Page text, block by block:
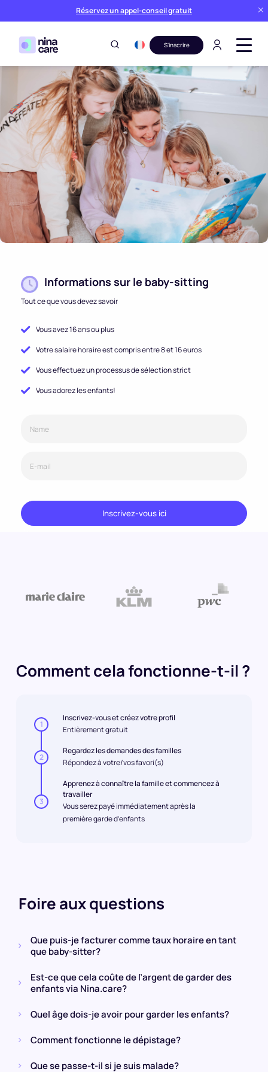
Réservez un appel-conseil gratuit
S'inscrire
Informations sur le baby-sitting
Tout ce que vous devez savoir
Vous avez 16 ans ou plus
Votre salaire horaire est compris entre 8 et 16 euros
Vous effectuez un processus de sélection strict
Vous adorez les enfants!
Inscrivez-vous ici
Comment cela fonctionne-t-il ?
1
Inscrivez-vous et créez votre profil
Entièrement gratuit
2
Regardez les demandes des familles
Répondez à votre/vos favori(s)
3
Apprenez à connaître la famille et commencez à
travailler
Vous serez payé immédiatement après la
première garde d’enfants
Foire aux questions
Que puis-je facturer comme taux horaire en tant
que baby-sitter?
Est-ce que cela coûte de l’argent de garder des
enfants via Nina.care?
Quel âge dois-je avoir pour garder les enfants?
Comment fonctionne le dépistage?
Que se passe-t-il si je suis malade?